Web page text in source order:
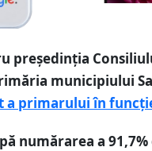
președinția
municipiului
a primarului în
numărarea a